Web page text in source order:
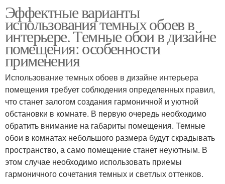
Эффектные варианты
использования темных обоев в
интерьере. Темные обои в дизайне
помещения: особенности
применения
Использование темных обоев в дизайне интерьера
помещения требует соблюдения определенных правил,
что станет залогом создания гармоничной и уютной
обстановки в комнате. В первую очередь необходимо
обратить внимание на габариты помещения. Темные
обои в комнатах небольшого размера будут скрадывать
пространство, а само помещение станет неуютным. В
этом случае необходимо использовать приемы
гармоничного сочетания темных и светлых оттенков.